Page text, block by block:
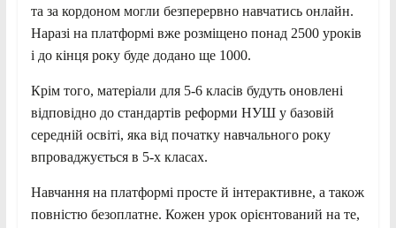
та за кордоном могли безперервно навчатись онлайн.
Наразі на платформі вже розміщено понад 2500 уроків
і до кінця року буде додано ще 1000.
Крім того, матеріали для 5-6 класів будуть оновлені
відповідно до стандартів реформи НУШ у базовій
середній освіті, яка від початку навчального року
впроваджується в 5-х класах.
Навчання на платформі просте й інтерактивне, а також
повністю безоплатне. Кожен урок орієнтований на те,